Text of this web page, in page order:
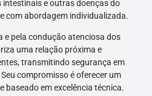
e outras doenças do
com abordagem individualizada.
e pela condução atenciosa dos
uma relação próxima e
transmitindo segurança em
compromisso é oferecer um
baseado em excelência técnica.